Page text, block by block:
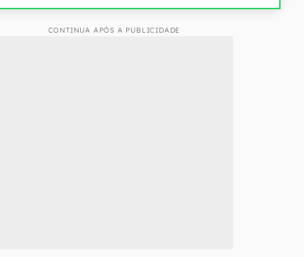
CONTINUA APÓS A PUBLICIDADE